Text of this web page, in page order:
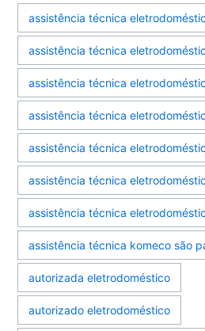
assistência técnica
assistência técnica
assistência técnica
assistência técnica
assistência técnica
assistência técnica
assistência técnica
assistência técnica komeco são
autorizada eletrodoméstico
autorizado eletrodoméstico